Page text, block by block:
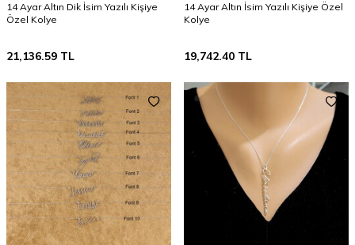
14 Ayar Altın Dik İsim Yazılı Kişiye
Özel Kolye
21,136.59 TL
14 Ayar Altın İsim Yazılı Kişiye Özel
Kolye
19,742.40 TL